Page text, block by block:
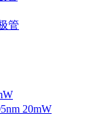
管
20mW